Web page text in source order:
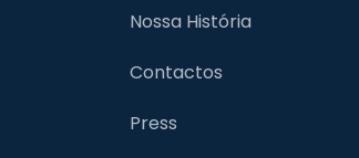
Nossa História
Contactos
Press